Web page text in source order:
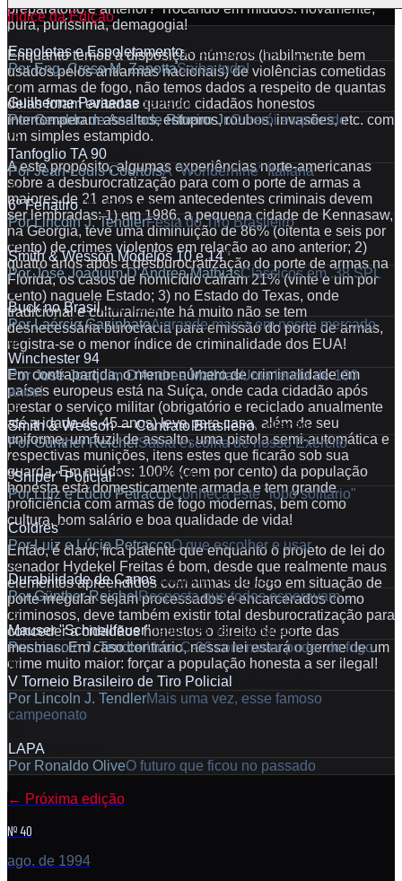
preparatório e anterior? Trocando em miúdos: novamente,
pura, puríssima, demagogia!
Enquanto temos à disposição números (habilmente bem
usados pelos antiarmas nacionais) de violências cometidas
com armas de fogo, não temos dados a respeito de quantas
delas foram evitadas quando cidadãos honestos
interromperam assaltos, estupros, roubos, invasões, etc. com
um simples estampido.
A este propósito, algumas experiências norte-americanas
sobre a desburocratização para com o porte de armas a
maiores de 21 anos e sem antecedentes criminais devem
ser lembradas: 1) em 1986, a pequena cidade de Kennasaw,
na Georgia, teve uma diminuição de 86% (oitenta e seis por
cento) de crimes violentos em relação ao ano anterior; 2)
quatro anos após a desburocratização do porte de armas na
Flórida, os casos de homicídio caíram 21% (vinte e um por
cento) naquele Estado; 3) no Estado do Texas, onde
tradicional e culturalmente há muito não se tem
desnecessária burocracia para emissão do porte de armas,
registra-se o menor índice de criminalidade dos EUA!
Em contrapartida, o menor número de criminalidade em
países europeus está na Suíça, onde cada cidadão após
prestar o serviço militar (obrigatório e reciclado anualmente
até a idade de 45 anos) leva para casa, além de seu
uniforme, um fuzil de assalto, uma pistola semi-automática e
respectivas munições, itens estes que ficarão sob sua
guarda. Em miúdos: 100% (cem por cento) da população
honesta está domesticamente armada e tem grande
proficiência com armas de fogo modernas, bem como
cultura, bom salário e boa qualidade de vida!
Então, é claro, fica patente que enquanto o projeto de lei do
senador Hydekel Freitas é bom, desde que realmente maus
elementos apreendidos com armas de fogo em situação de
porte irregular sejam processados e encarcerados como
criminosos, deve também existir total desburocratização para
conceder a cidadãos honestos o direito de porte das
mesmas. Em caso contrário, nessa lei estará o germe de um
crime muito maior: forçar a população honesta a ser ilegal!
Índice da Edição
14
Espoletas e EspoletamentoRecarga de Munições
PorEng. Creso M. ZanottaSaiba tudo!
22
Guilherme ParaenseEspecial
PorGeraldo de Andrade Ribeiro Jr.O herói esquecido
28
Tanfoglio TA 90
PorJean-Louis CourtoisA "Wondernine" Italiana
34
6º Fenatiro Tiro Esportivo
PorLincoln J. TendlerFesta do Tiro Brasileiro
38
Smith & Wesson Modelos 10 e 14Teste
PorJosé Joaquim D'Andrea MathiasClássicos em .38 SPL
44
Buck no Brasil Cutelaria
PorLaércio GazinhatoA grande marca em nosso mercado
48
Winchester 94
PorJosé Joaquim D'Andrea MathiasUma lenda de 100
anos!
56
Smith & Wesson — Contrato BrasileiroColeção
PorGünther ReichelSábia escolha de nosso Exército
62
"Sniper" PolicialTrabalho Policial
PorLuiz e Lúcio PetraccoConheça este "lobo solitário"
68
ColdresEspecial
PorLuiz e Lúcio PetraccoO que escolher e usar
73
Durabilidade de Canos Magnum Pesquisa
PorGünther ReichelResposta que todos esperavam...
76
Mauser "Schnellfeuer"Testando as Clássicas
PorLincoln J. TendlerUma C-96 com maior poder de fogo
80
V Torneio Brasileiro de Tiro Policial
Por Lincoln J. TendlerMais uma vez, esse famoso
campeonato
LAPA
Por Ronaldo OliveO futuro que ficou no passado
← Próxima edição
Nº 40
ago. de 1994